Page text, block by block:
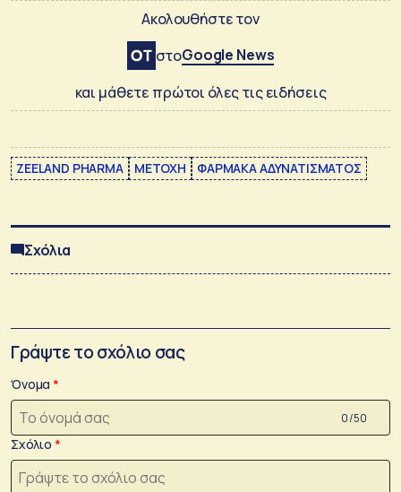
Ακολουθήστε τον
στοGoogle News
και μάθετε πρώτοι όλες τις ειδήσεις
ZEELAND PHARMA ΜΕΤΟΧΗ ΦΑΡΜΑΚΑ ΑΔΥΝΑΤΙΣΜΑΤΟΣ
Σχόλια
Γράψτε το σχόλιο σας
Όνομα
0 /50
Σχόλιο